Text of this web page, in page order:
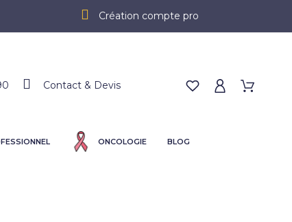
Création compte pro
Contact & Devis
ONCOLOGIE BLOG